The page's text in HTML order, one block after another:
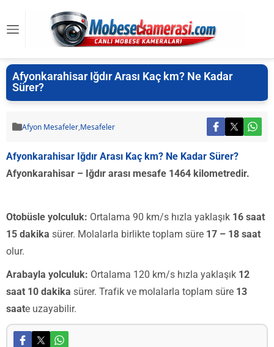
Afyonkarahisar Iğdır Arası Kaç km? Ne Kadar
Sürer?
Afyon Mesafeler,Mesafeler
Afyonkarahisar Iğdır Arası Kaç km? Ne Kadar Sürer?
Afyonkarahisar – Iğdır arası mesafe 1464 kilometredir.
Otobüsle yolculuk: Ortalama 90 km/s hızla yaklaşık 16 saat
15 dakika sürer. Molalarla birlikte toplam süre 17 – 18 saat
olur.
Arabayla yolculuk: Ortalama 120 km/s hızla yaklaşık 12
saat 10 dakika sürer. Trafik ve molalarla toplam süre 13
saate uzayabilir.